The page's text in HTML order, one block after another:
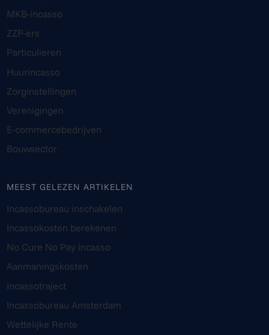
MKB-incasso
ZZP-ers
Particulieren
Huurincasso
Zorginstellingen
Verenigingen
E-commercebedrijven
Bouwsector
MEEST GELEZEN ARTIKELEN
Incassobureau inschakelen
Incassokosten berekenen
No Cure No Pay incasso
Aanmaningskosten
Incassotraject
Incassobureau Amsterdam
Wettelijke Rente